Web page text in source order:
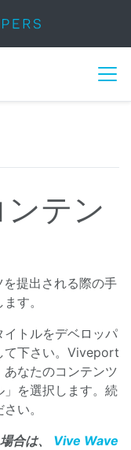
ンテン
提出される際の手
す。
トルをデベロッパ
て下さい。Viveport
なたのコンテンツ
を選択します。続
い。
合は、 Vive Wave